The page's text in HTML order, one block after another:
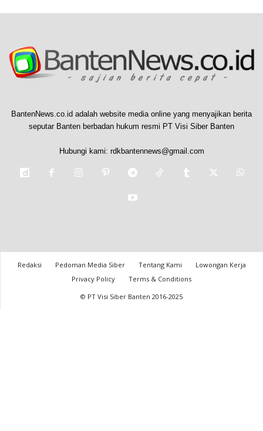
BantenNews.co.id adalah website media online yang menyajikan berita
seputar Banten berbadan hukum resmi PT Visi Siber Banten
Hubungi kami: rdkbantennews@gmail.com
Redaksi Pedoman Media Siber Tentang Kami
Lowongan Kerja
Privacy Policy
Terms & Conditions
© PT Visi Siber Banten 2016-2025